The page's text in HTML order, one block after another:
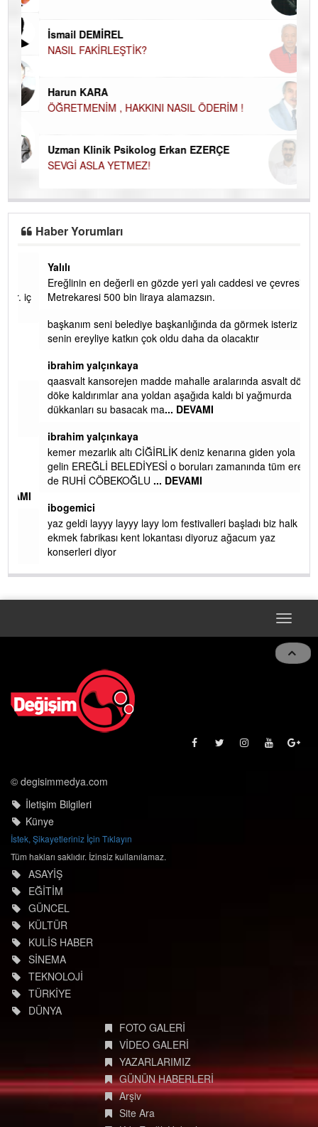
İsmail DEMİREL
NASIL FAKİRLEŞTİK?
Harun KARA
ÖĞRETMENİM , HAKKINI NASIL ÖDERİM !
Uzman Klinik Psikolog Erkan EZERÇE
SEVGİ ASLA YETMEZ!
Haber Yorumları
Yalılı
Ereğlinin en değerli en gözde yeri yalı caddesi ve çevresidir.
Metrekaresi 500 bin liraya alamazsın.
başkanım seni belediye başkanlığında da görmek isteriz
senin ereyliye katkın çok oldu daha da olacaktır
ibrahim yalçınkaya
qaasvalt kansorejen madde mahalle aralarında asvalt döke
döke kaldırımlar ana yoldan aşağıda kaldı bi yağmurda
dükkanları su basacak ma... DEVAMI
ibrahim yalçınkaya
kemer mezarlık altı CİĞİRLİK deniz kenarına giden yola
gelin EREĞLİ BELEDİYESİ o boruları zamanında tüm ereğli
de RUHİ CÖBEKOĞLU... DEVAMI
ibogemici
yaz geldi layyy layyy layy lom festivalleri başladı biz halk
ekmek fabrikası kent lokantası diyoruz ağacum yaz
konserleri diyor
Toggle
© degisimmedya.com
İletişim Bilgileri
Künye
İstek, Şikayetleriniz İçin Tıklayın
Tüm hakları saklıdır. İzinsiz kullanılamaz.
ASAYİŞ
EĞİTİM
GÜNCEL
KÜLTÜR
KULİS HABER
SİNEMA
TEKNOLOJİ
TÜRKİYE
DÜNYA
FOTO GALERİ
VİDEO GALERİ
YAZARLARIMIZ
GÜNÜN HABERLERİ
Arşiv
Site Ara